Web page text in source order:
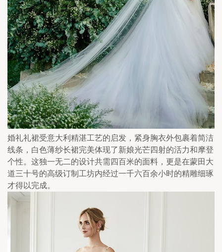
婚礼礼裙受意大利精湛工艺的启发，紧身胸衣外包裹着简洁
线条，白色薄纱长裙完美体现了新娘光芒四射的活力和摩登
个性。这独一无二的设计共需四百米的面料，更是在蒙田大
道三十号的高级订制工坊内经过一千六百余小时的精雕细琢
才得以完成。